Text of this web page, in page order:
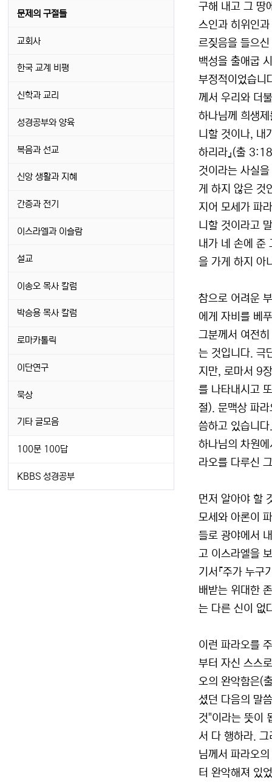
구해 내고 그 땅
스인과 히위인
르짖음을 들으
백성을 출애굽
부정적이었습니
께서 우리와 더
하나님께 희생
니할 것이나, 내
하리라』(출
것이라는 사실
게 하지 않은 것
지어 모세가 파
니할 것이라고
내가 네 손에 준
을 가게 하지 아
참으로 어려운
에게 자비를 베
그분께서 여전
는 것입니다. 극
지만, 로마서 9
를 나타내시고
절). 문맥상 파
씀하고 있습니
하나님의 차원
라오를 다루신
먼저 알아야 할
모세와 아론이
들로 광야에서
고 이스라엘을
기서『주가 누
배받는 위대한
는 다른 신이 없
이런 파라오를
부터 자신 스스
오의 완악함은(
셨던 다음의 말
것"이라는 뜻이
서 다 행하라.
님께서 파라오
터 완악해져 있
문제의 구절들
교회사
한국 교계 비평
신학과 교리
성경공부와 양육
복음과 선교
신앙 생활과 지혜
간증과 전기
이스라엘과 이슬람
설교
이송오 목사 칼럼
박승용 목사 칼럼
로마카톨릭
이단연구
묵상
기타 글모음
100문 100답
KBBS 성경공부